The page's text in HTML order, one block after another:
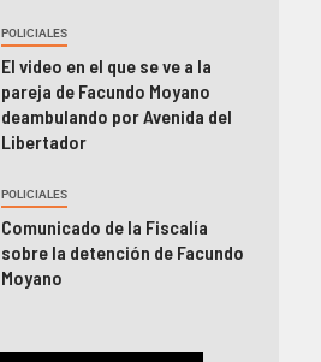
POLICIALES
El video en el que se ve a la
pareja de Facundo Moyano
deambulando por Avenida del
Libertador
POLICIALES
Comunicado de la Fiscalía
sobre la detención de Facundo
Moyano